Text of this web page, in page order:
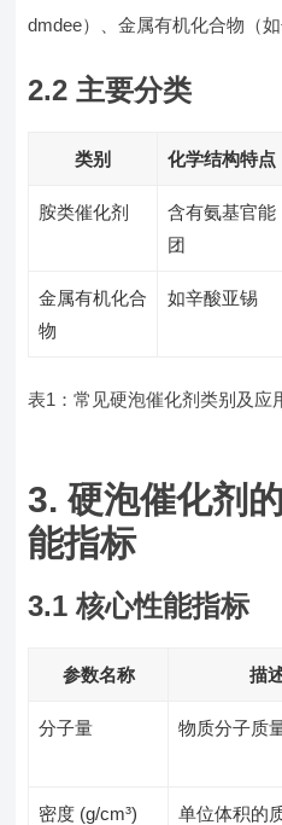
dmdee）、金属有机化合物（如
2.2 主要分类
类别 化学结构特点
胺类催化剂
含有氨基官能
团
金属有机化合
物
如辛酸亚锡
表1：常见硬泡催化剂类别及应
3. 硬泡催化剂
能指标
3.1 核心性能指标
参数名称 描
分子量 物质分子质
密度 (g/cm³) 单位体积的